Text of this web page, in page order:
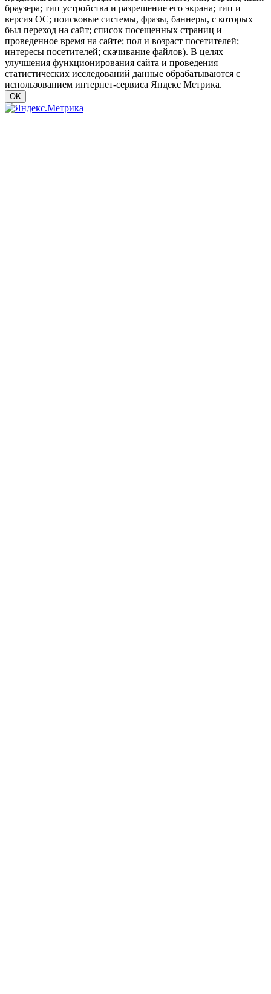
браузера; тип устройства и разрешение его экрана; тип и
версия ОС; поисковые системы, фразы, баннеры, с которых
был переход на сайт; список посещенных страниц и
проведенное время на сайте; пол и возраст посетителей;
интересы посетителей; скачивание файлов). В целях
улучшения функционирования сайта и проведения
статистических исследований данные обрабатываются с
использованием интернет-сервиса Яндекс Метрика.
OK